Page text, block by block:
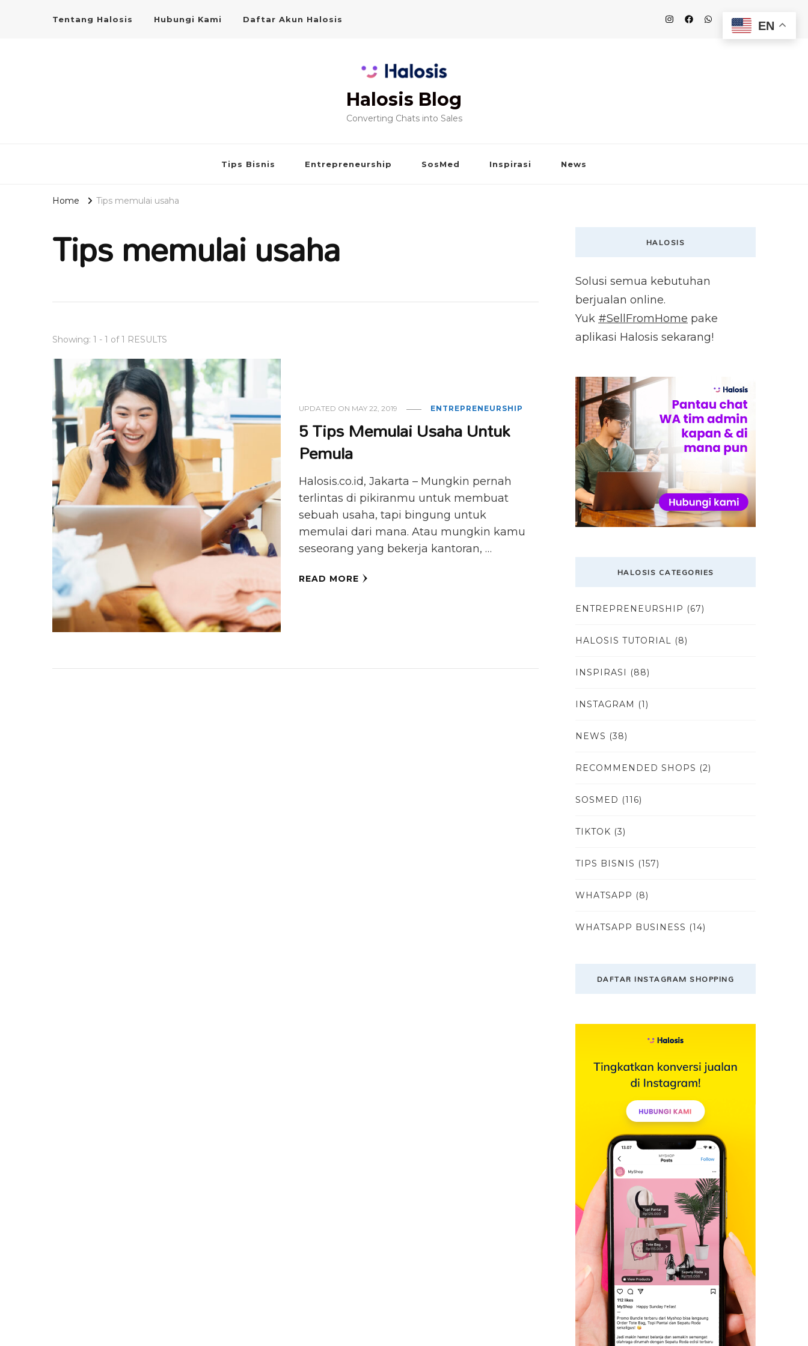
Tentang Halosis Hubungi Kami Daftar Akun Halosis
Halosis Blog
Converting Chats into Sales
Tips Bisnis Entrepreneurship SosMed Inspirasi News
Home Tips memulai usaha
Tips memulai usaha
Showing: 1 - 1 of 1 RESULTS
UPDATED ON MAY 22, 2019 ENTREPRENEURSHIP
5 Tips Memulai Usaha Untuk
Pemula
Halosis.co.id, Jakarta – Mungkin pernah
terlintas di pikiranmu untuk membuat
sebuah usaha, tapi bingung untuk
memulai dari mana. Atau mungkin kamu
seseorang yang bekerja kantoran, …
READ MORE
HALOSIS
Solusi semua kebutuhan
berjualan online.
Yuk #SellFromHome pake
aplikasi Halosis sekarang!
HALOSIS CATEGORIES
ENTREPRENEURSHIP (67)
HALOSIS TUTORIAL (8)
INSPIRASI (88)
INSTAGRAM (1)
NEWS (38)
RECOMMENDED SHOPS (2)
SOSMED (116)
TIKTOK (3)
TIPS BISNIS (157)
WHATSAPP (8)
WHATSAPP BUSINESS (14)
DAFTAR INSTAGRAM SHOPPING
EN